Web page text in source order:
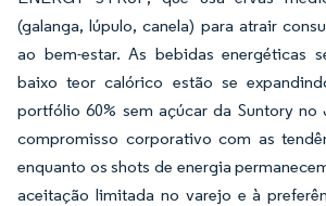
(galanga, lúpulo, canela) para atrair
ao bem-estar. As bebidas energéticas
baixo teor calórico estão se
portfólio 60% sem açúcar da Suntory no
compromisso corporativo com as
enquanto os shots de energia
aceitação limitada no varejo e à